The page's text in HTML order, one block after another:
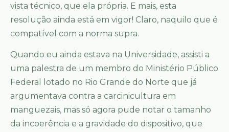
vista técnico, que ela própria. E mais, esta
resolução ainda está em vigor! Claro, naquilo que é
compatível com a norma supra.
Quando eu ainda estava na Universidade, assisti a
uma palestra de um membro do Ministério Público
Federal lotado no Rio Grande do Norte que já
argumentava contra a carcinicultura em
manguezais, mas só agora pude notar o tamanho
da incoerência e a gravidade do dispositivo, que